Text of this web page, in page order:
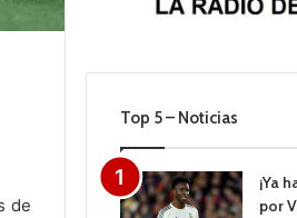
de
Top 5 – Noticias
¡Ya
por